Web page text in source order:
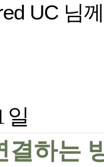
UC 님
결하는